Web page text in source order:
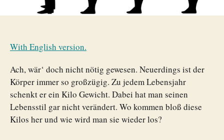
With English version.
Ach, wär‘ doch nicht nötig gewesen. Neuerdings ist der
Körper immer so großzügig. Zu jedem Lebensjahr
schenkt er ein Kilo Gewicht. Dabei hat man seinen
Lebensstil gar nicht verändert. Wo kommen bloß diese
Kilos her und wie wird man sie wieder los?